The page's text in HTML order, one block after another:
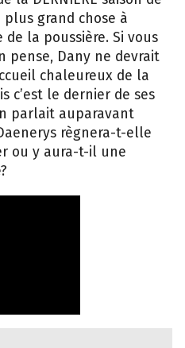
plus grand chose à
de la poussière. Si vous
pense, Dany ne devrait
chaleureux de la
c’est le dernier de ses
parlait auparavant
règnera-t-elle
ou y aura-t-il une